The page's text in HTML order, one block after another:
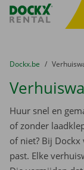
Fratello DEMO
U bevindt zich hier:
van
Dockx.be naar
Huur snel en
of zonder
of niet? Bij
past. Elke